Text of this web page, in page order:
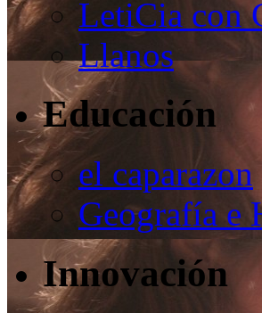
LetiCia con
Llanos
Educación
el caparazon
Geografía e
Innovación